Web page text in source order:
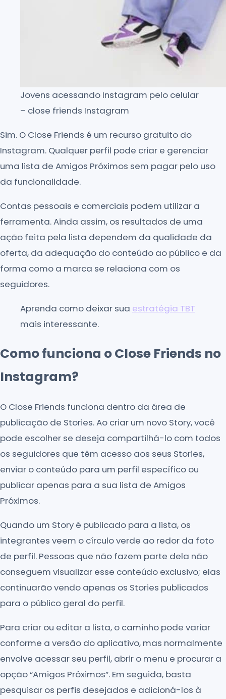
Jovens acessando Instagram pelo celular
– close friends Instagram
Sim. O Close Friends é um recurso gratuito do
Instagram. Qualquer perfil pode criar e gerenciar
uma lista de Amigos Próximos sem pagar pelo uso
da funcionalidade.
Contas pessoais e comerciais podem utilizar a
ferramenta. Ainda assim, os resultados de uma
ação feita pela lista dependem da qualidade da
oferta, da adequação do conteúdo ao público e da
forma como a marca se relaciona com os
seguidores.
Aprenda como deixar sua estratégia TBT
mais interessante.
Como funciona o Close Friends no
Instagram?
O Close Friends funciona dentro da área de
publicação de Stories. Ao criar um novo Story, você
pode escolher se deseja compartilhá-lo com todos
os seguidores que têm acesso aos seus Stories,
enviar o conteúdo para um perfil específico ou
publicar apenas para a sua lista de Amigos
Próximos.
Quando um Story é publicado para a lista, os
integrantes veem o círculo verde ao redor da foto
de perfil. Pessoas que não fazem parte dela não
conseguem visualizar esse conteúdo exclusivo; elas
continuarão vendo apenas os Stories publicados
para o público geral do perfil.
Para criar ou editar a lista, o caminho pode variar
conforme a versão do aplicativo, mas normalmente
envolve acessar seu perfil, abrir o menu e procurar a
opção “Amigos Próximos”. Em seguida, basta
pesquisar os perfis desejados e adicioná-los à